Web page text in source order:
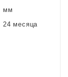
мм
24 месяца